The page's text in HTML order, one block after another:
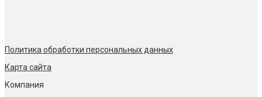
Политика обработки персональных данных
Карта сайта
Компания